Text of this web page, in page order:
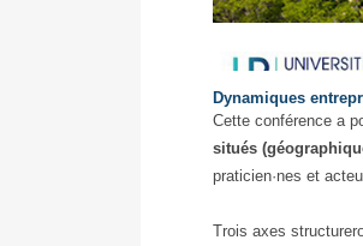
Colloque
Entrepreneuriat
Dynamiques
Cette conférence a
situés
praticien·nes et
Trois axes